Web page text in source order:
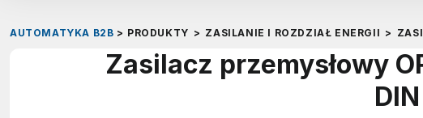
AUTOMATYKA B2B > PRODUKTY > ZASILANIE I ROZDZIAŁ ENERGII >
Zasilacz przemysłowy
DIN